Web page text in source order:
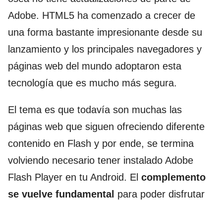
Adobe. HTML5 ha comenzado a crecer de
una forma bastante impresionante desde su
lanzamiento y los principales navegadores y
páginas web del mundo adoptaron esta
tecnología que es mucho más segura.
El tema es que todavía son muchas las
páginas web que siguen ofreciendo diferente
contenido en Flash y por ende, se termina
volviendo necesario tener instalado Adobe
Flash Player en tu Android. El complemento
se vuelve fundamental para poder disfrutar